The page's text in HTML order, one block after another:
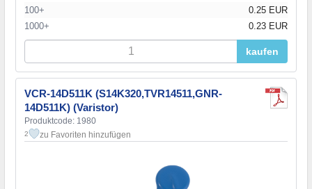
100+
0.25 EUR
1000+
0.23 EUR
kaufen
VCR-14D511K (S14K320,TVR14511,GNR-
14D511K) (Varistor)
Produktcode: 1980
2 zu Favoriten hinzufügen